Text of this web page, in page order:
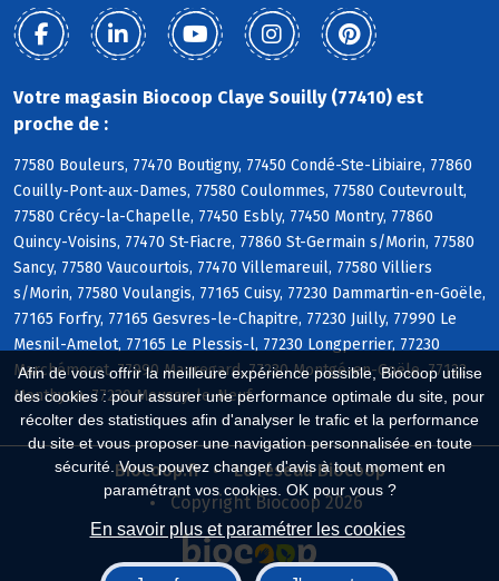
Afin de vous offrir la meilleure expérience possible, Biocoop utilise
des cookies : pour assurer une performance optimale du site, pour
récolter des statistiques afin d'analyser le trafic et la performance
du site et vous proposer une navigation personnalisée en toute
sécurité. Vous pouvez changer d'avis à tout moment en
paramétrant vos cookies. OK pour vous ?
En savoir plus et paramétrer les cookies
Votre magasin Biocoop Claye Souilly (77410) est
proche de :
77580 Bouleurs, 77470 Boutigny, 77450 Condé-Ste-Libiaire, 77860
Couilly-Pont-aux-Dames, 77580 Coulommes, 77580 Coutevroult,
77580 Crécy-la-Chapelle, 77450 Esbly, 77450 Montry, 77860
Quincy-Voisins, 77470 St-Fiacre, 77860 St-Germain s/Morin, 77580
Sancy, 77580 Vaucourtois, 77470 Villemareuil, 77580 Villiers
s/Morin, 77580 Voulangis, 77165 Cuisy, 77230 Dammartin-en-Goële,
77165 Forfry, 77165 Gesvres-le-Chapitre, 77230 Juilly, 77990 Le
Mesnil-Amelot, 77165 Le Plessis-l, 77230 Longperrier, 77230
Marchémoret, 77990 Mauregard, 77230 Montgé-en-Goële, 77122
Monthyon, 77230 Moussy-le-Neuf
Biocoop.fr
Le réseau Biocoop
Copyright Biocoop 2026